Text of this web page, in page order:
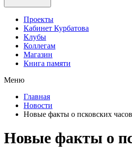
Проекты
Кабинет Курбатова
Клубы
Коллегам
Магазин
Книга памяти
Меню
Главная
Новости
Новые факты о псковских
Новые факты о